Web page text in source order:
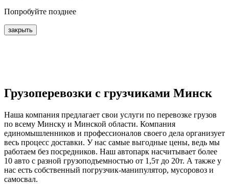
Попробуйте позднее
закрыть
Грузоперевозки с грузчиками Минск
Наша компания предлагает свои услуги по перевозке грузов
по всему Минску и Минской области. Компания
единомышленников и профессионалов своего дела организует
весь процесс доставки. У нас самые выгодные цены, ведь мы
работаем без посредников. Наш автопарк насчитывает более
10 авто с разной грузоподъемностью от 1,5т до 20т. А также у
нас есть собственный погрузчик-манипулятор, мусоровоз и
самосвал.